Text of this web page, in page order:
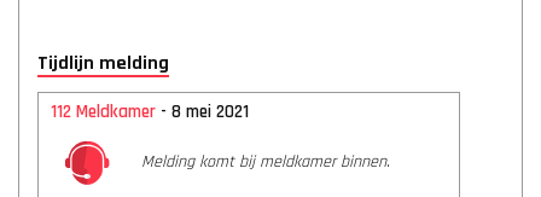
Tijdlijn melding
112 Meldkamer - 8 mei 2021
Melding komt bij meldkamer binnen.